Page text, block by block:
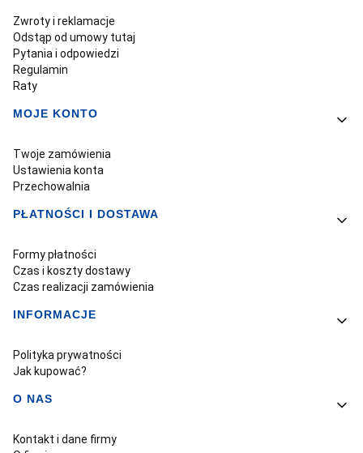
Zwroty i reklamacje
Odstąp od umowy tutaj
Pytania i odpowiedzi
Regulamin
Raty
MOJE KONTO
Twoje zamówienia
Ustawienia konta
Przechowalnia
PŁATNOŚCI I DOSTAWA
Formy płatności
Czas i koszty dostawy
Czas realizacji zamówienia
INFORMACJE
Polityka prywatności
Jak kupować?
O NAS
Kontakt i dane firmy